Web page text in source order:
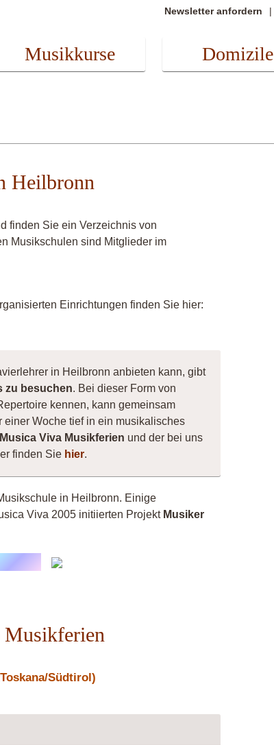
Newsletter anfordern
Musikkurse Domizile
Heilbronn
finden Sie ein Verzeichnis von
Musikschulen sind Mitglieder im
Einrichtungen finden Sie hier:
in Heilbronn anbieten kann, gibt
zu besuchen. Bei dieser Form von
kennen, kann gemeinsam
Woche tief in ein musikalisches
Musica Viva Musikferien und der bei uns
finden Sie hier.
in Heilbronn. Einige
Viva 2005 initiierten Projekt Musiker
Südtirol)